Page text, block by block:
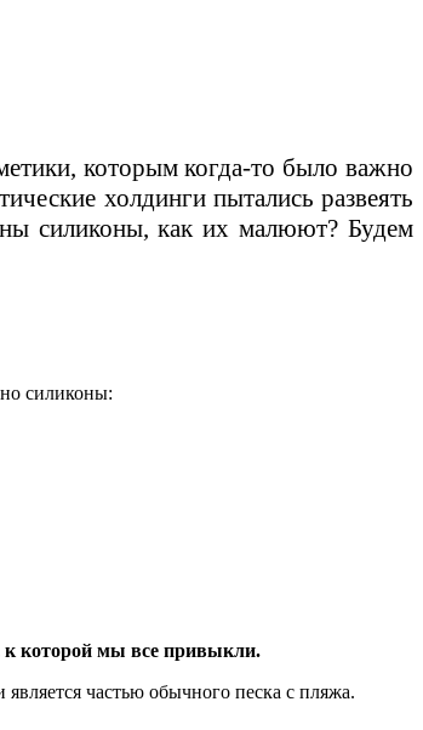
которым когда-то было важно
холдинги пытались развеять
силиконы, как их малюют? Будем
силиконы:
к которой мы все привыкли.
частью обычного песка с пляжа.